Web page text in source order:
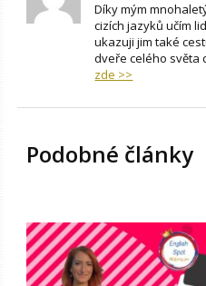
Díky mým
cizích jazyků učím
ukazuji jim také
dveře celého světa
zde >>
Podobné články